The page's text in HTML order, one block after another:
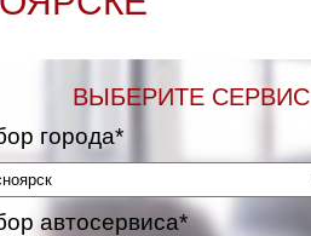
ВЫБЕРИТЕ СЕРВИС
города*
автосервиса*